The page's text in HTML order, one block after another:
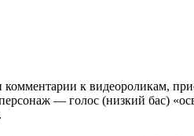
комментарии к видеороликам,
— голос (низкий бас)